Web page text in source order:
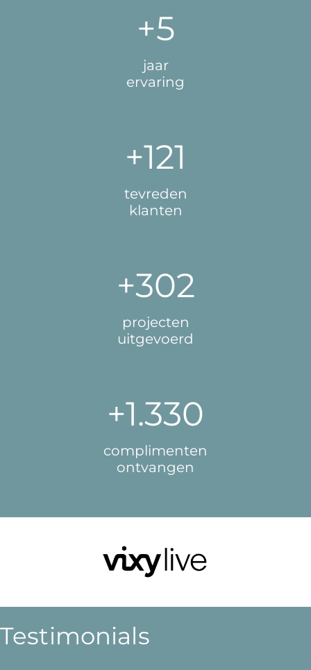
+6
jaar
ervaring
+141
tevreden
klanten
+386
projecten
uitgevoerd
+1.561
complimenten
ontvangen
Testimonials